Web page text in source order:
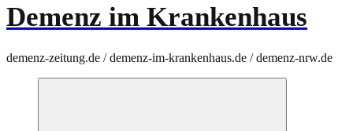
Demenz im Krankenhaus
demenz-zeitung.de / demenz-im-krankenhaus.de / demenz-nrw.de